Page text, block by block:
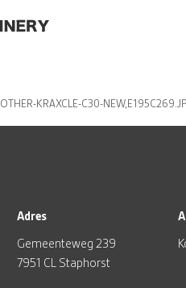
OTHER-KRAXCLE-C30-
Adres
Gemeenteweg 239
7951 CL Staphorst